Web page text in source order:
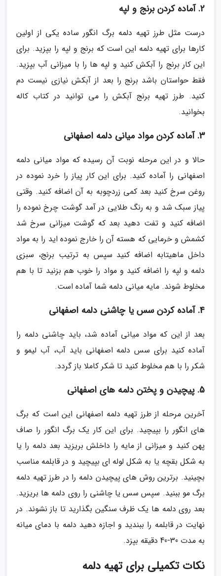
2. آماده کردن برنج و لپه
درست مثل طرز تهیه دلمه برگ انگور ساده یکی از اولین
کارها برای تهیه دلمه این است که برنج و لپه را بپزید. برای
این کار برنج را آبکش کنید و لپه ها را با میزانی آب بپزید.
فقط حواستان باشد برنج را بعد از آبکش نیازی نیست دم
کنید. طرز تهیه برنج آبکش را می توانید در کتاب کاله
بخوانید.
3. آماده کردن مواد میانی دلمه اصفهانی
حالا و در این مرحله نوبت آن رسیده که مواد میانی دلمه
اصفهانی را آماده کنید. برای این کار پیاز را خرد نموده در
روغن سرخ کنید بعد کمی زردچوبه به آن اضافه کنید. وقتی
پیاز سبک شد و به رنگ طلایی در آمد گوشت چرخ نموده را
اضافه کنید و تفت دهید بعد که گوشت میزانی سرخ شد
کشمش و خرمایی که هسته آن را خارج نموده اید را به مواد
داخل ماهیتابه اضافه کنید سپس به ترتیب برنج، سبزی
دلمه و لپه را اضافه کنید و مواد را خوب هم بزنید تا با هم
مخلوط شوند. مایه میانی دلمه شما آماده است.
4. آماده کردن سس یا چاشنی دلمه اصفهانی
بعد از این که مواد میانی آماده شد، باید چاشنی دلمه را
آماده کنید برای سس دلمه اصفهانی باید آب، آب لیمو و
شکر را با هم مخلوط کنید تا شکر کاملا باز گردد.
5. پیچیدن و پختن دلمه های اصفهانی
آخرین مرحله از طرز تهیه دلمه اصفهانی این است که برگ
های انگور را بپیچید. برای این کار یک برگ انگور را صاف
پهن کنید و میزانی از مایه را داخلش بریزید بعد دلمه را یا
به شکل بقچه یا به شکل لوله ای بپیچید و در قابلمه مناسب
بچینید. برترین روش های پیچیدن دلمه را در طرز تهیه دلمه
برگ مو ببنید. سپس سس یا چاشنی را روی دلمه ها بریزید.
بعد روی دلمه ها یک ظرف سنگین بگذارید تا باز نشوند. در
نهایت در قابلمه را ببندید و اجازه دهید دلمه با دمای میانه
به مدت 30-40 دقیقه بپزد.
نکات تکمیلی برای تهیه دلمه